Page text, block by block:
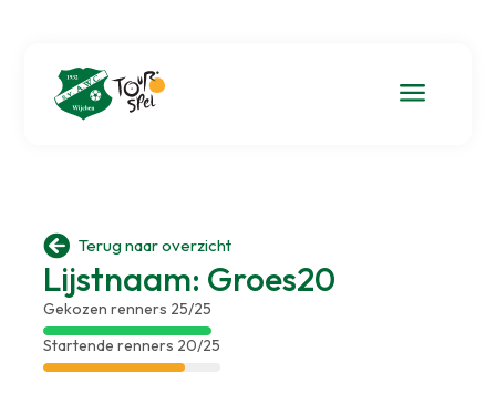
a
 Terug naar overzicht
Lijstnaam: Groes20
Gekozen renners 25/25
Startende renners 20/25